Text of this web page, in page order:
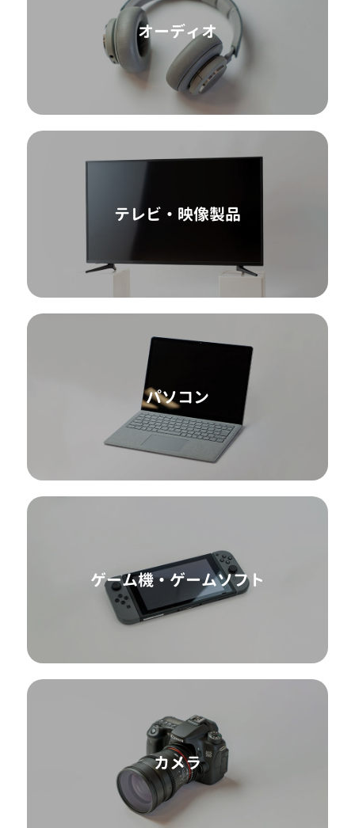
オーディオ
テレビ・映像製品
パソコン
ゲーム機・ゲームソフト
カメラ